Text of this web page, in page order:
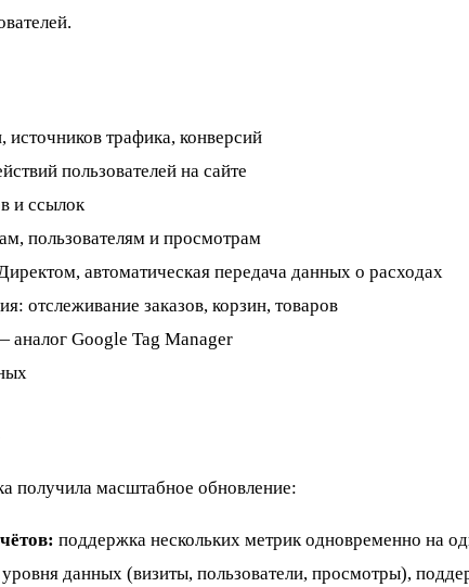
трафика, конверсий
пользователей на сайте
и ссылок
пользователям и просмотрам
автоматическая передача данных о расходах
отслеживание заказов, корзин, товаров
аналог Google Tag Manager
получила масштабное обновление:
поддержка нескольких метрик одновременно на
данных (визиты, пользователи, просмотры),